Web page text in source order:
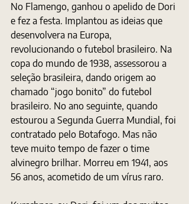
No Flamengo, ganhou o apelido de Dori
e fez a festa. Implantou as ideias que
desenvolvera na Europa,
revolucionando o futebol brasileiro. Na
copa do mundo de 1938, assessorou a
seleção brasileira, dando origem ao
chamado “jogo bonito” do futebol
brasileiro. No ano seguinte, quando
estourou a Segunda Guerra Mundial, foi
contratado pelo Botafogo. Mas não
teve muito tempo de fazer o time
alvinegro brilhar. Morreu em 1941, aos
56 anos, acometido de um vírus raro.